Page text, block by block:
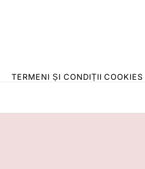
TERMENI ȘI CONDIȚII COOKIES